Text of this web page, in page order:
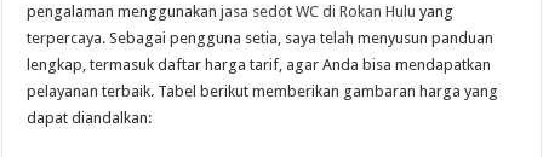
pengalaman menggunakanjasa sedot WC di Rokan Hulu yang
terpercaya. Sebagai pengguna setia, saya telah menyusun panduan
lengkap, termasuk daftar harga tarif, agar Anda bisa mendapatkan
pelayanan terbaik. Tabel berikut memberikan gambaran harga yang
dapat diandalkan: